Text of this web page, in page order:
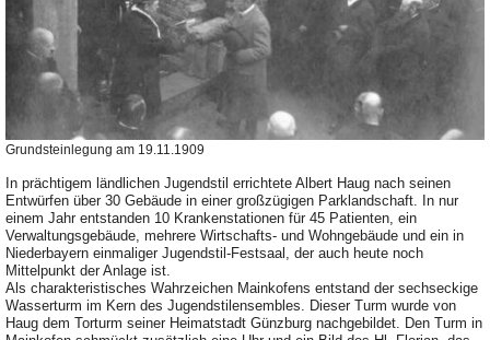
Grundsteinlegung am 19.11.1909
In prächtigem ländlichen Jugendstil errichtete Albert Haug nach seinen
Entwürfen über 30 Gebäude in einer großzügigen Parklandschaft. In nur
einem Jahr entstanden 10 Krankenstationen für 45 Patienten, ein
Verwaltungsgebäude, mehrere Wirtschafts- und Wohngebäude und ein in
Niederbayern einmaliger Jugendstil-Festsaal, der auch heute noch
Mittelpunkt der Anlage ist.
Als charakteristisches Wahrzeichen Mainkofens entstand der sechseckige
Wasserturm im Kern des Jugendstilensembles. Dieser Turm wurde von
Haug dem Torturm seiner Heimatstadt Günzburg nachgebildet. Den Turm in